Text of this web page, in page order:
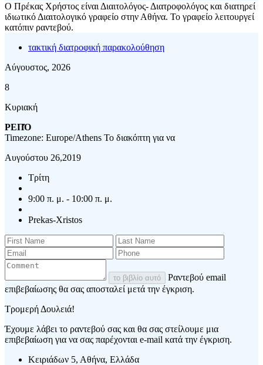
Ο Πρέκας Χρήστος είναι Διαιτολόγος- Διατροφολόγος και διατηρεί
ιδιωτικό Διαιτολογικό γραφείο στην Αθήνα. Το γραφείο λειτουργεί
κατόπιν ραντεβού.
τακτική διατροφική παρακολούθηση
Αύγουστος, 2026
8
Κυριακή
ΡΕΠΌ
Timezone: Europe/Athens Το διακόπτη για να
Αυγούστου 26,2019
Τρίτη
9:00 π. μ. - 10:00 π. μ.
Prekas-Xristos
το βιβλίο αυτό
Ραντεβού email
επιβεβαίωσης θα σας αποσταλεί μετά την έγκριση.
Τρομερή Δουλειά!
Έχουμε λάβει το ραντεβού σας και θα σας στείλουμε μια
επιβεβαίωση για να σας παρέχονται e-mail κατά την έγκριση.
Κειριάδων 5, Αθήνα, Ελλάδα